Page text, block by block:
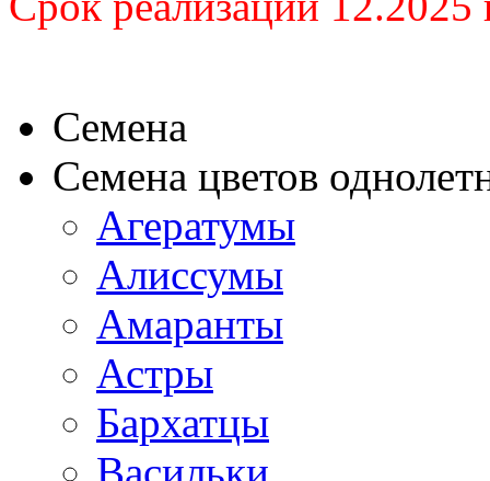
Семена
Семена цветов
Агератумы
Алиссумы
Амаранты
Астры
Бархатцы